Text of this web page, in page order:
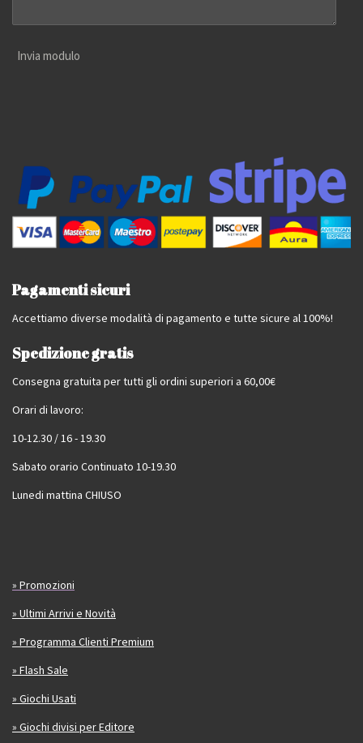
Invia modulo
Pagamenti sicuri
Accettiamo diverse modalità di pagamento e tutte sicure al 100%!
Spedizione gratis
Consegna gratuita per tutti gli ordini superiori a 60,00€
Orari di lavoro:
10-12.30 / 16 - 19.30
Sabato orario Continuato 10-19.30
Lunedi mattina CHIUSO
» Promozioni
» Ultimi Arrivi e Novità
» Programma Clienti Premium
» Flash Sale
» Giochi Usati
» Giochi divisi per Editore